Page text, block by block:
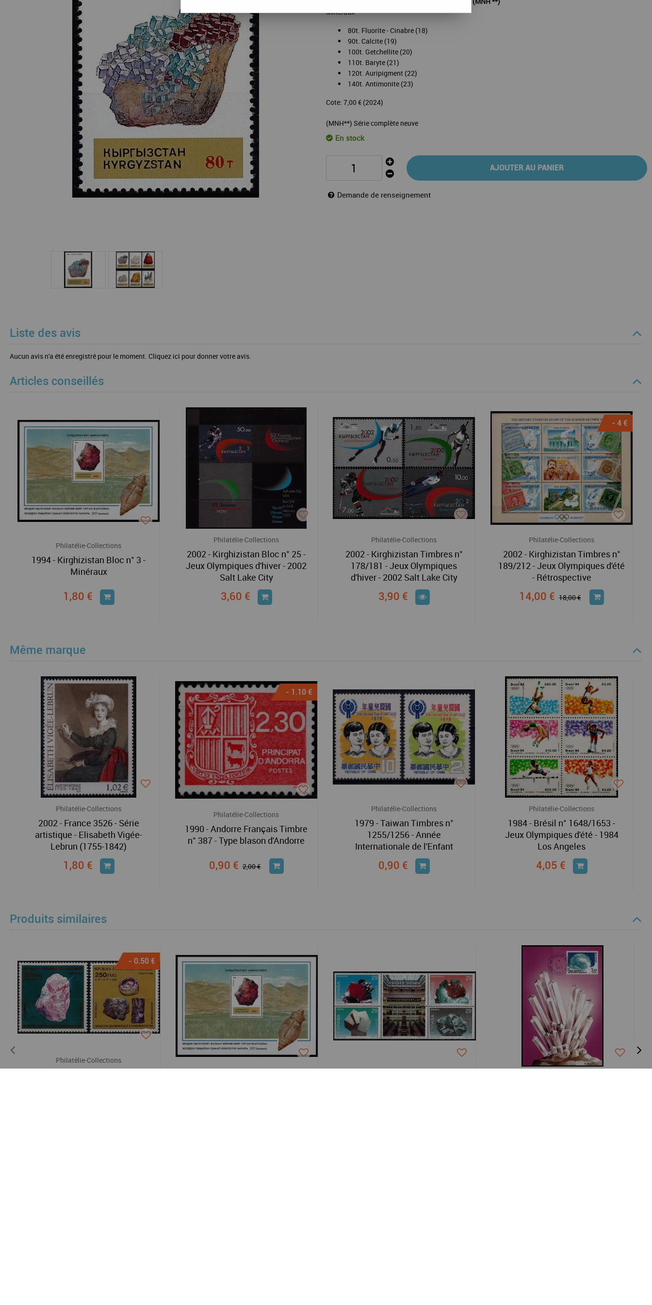
Minéraux
80t. Fluorite - Cinabre (18)
90t. Calcite (19)
100t. Getchellite (20)
110t. Baryte (21)
120t. Auripigment (22)
140t. Antimonite (23)
Cote: 7,00 € (2024)
(MNH**) Série complète neuve
En stock
AJOUTER AU PANIER
Demande de renseignement
Liste des avis
Aucun avis n'a été enregistré pour le moment. Cliquez ici pour donner votre avis.
Articles conseillés
Philatélie-Collections
1994 - Kirghizistan Bloc n° 3 -
Minéraux
1,80 €
Philatélie-Collections
2002 - Kirghizistan Bloc n° 25 -
Jeux Olympiques d'hiver - 2002
Salt Lake City
3,60 €
Philatélie-Collections
2002 - Kirghizistan Timbres n°
178/181 - Jeux Olympiques
d'hiver - 2002 Salt Lake City
3,90 €
- 4 €
Philatélie-Collections
2002 - Kirghizistan Timbres n°
189/212 - Jeux Olympiques d'été
- Rétrospective
14,00 € 18,00 €
Même marque
Philatélie-Collections
2002 - France 3526 - Série
artistique - Elisabeth Vigée-
Lebrun (1755-1842)
1,80 €
- 1.10 €
Philatélie-Collections
1990 - Andorre Français Timbre
n° 387 - Type blason d'Andorre
0,90 € 2,00 €
Philatélie-Collections
1979 - Taiwan Timbres n°
1255/1256 - Année
Internationale de l'Enfant
0,90 €
Philatélie-Collections
1984 - Brésil n° 1648/1653 -
Jeux Olympiques d'été - 1984
Los Angeles
4,05 €
Produits similaires
- 0.50 €
Philatélie-Collections